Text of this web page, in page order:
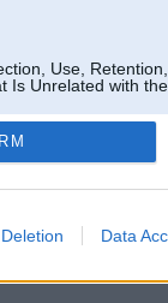
Use,
Is Unrelated with
Data